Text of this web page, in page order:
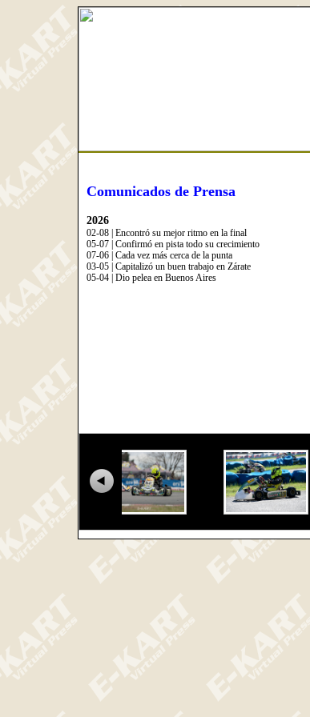
Comunicados de Prensa
2026
02-08 | Encontró su mejor ritmo en la final
05-07 | Confirmó en pista todo su crecimiento
07-06 | Cada vez más cerca de la punta
03-05 | Capitalizó un buen trabajo en Zárate
05-04 | Dio pelea en Buenos Aires